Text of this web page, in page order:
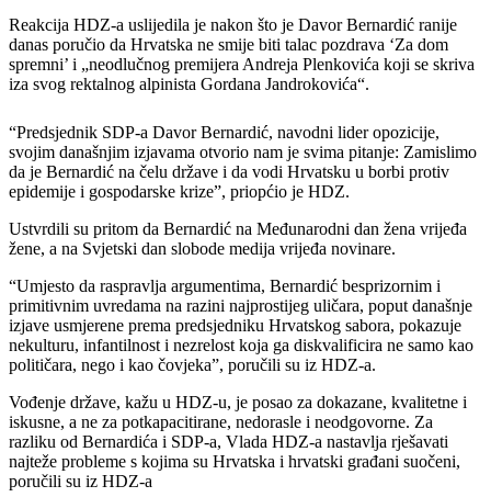
Reakcija HDZ-a uslijedila je nakon što je Davor Bernardić ranije
danas poručio da Hrvatska ne smije biti talac pozdrava ‘Za dom
spremni’ i „neodlučnog premijera Andreja Plenkovića koji se skriva
iza svog rektalnog alpinista Gordana Jandrokovića“.
“Predsjednik SDP-a Davor Bernardić, navodni lider opozicije,
svojim današnjim izjavama otvorio nam je svima pitanje: Zamislimo
da je Bernardić na čelu države i da vodi Hrvatsku u borbi protiv
epidemije i gospodarske krize”, priopćio je HDZ.
Ustvrdili su pritom da Bernardić na Međunarodni dan žena vrijeđa
žene, a na Svjetski dan slobode medija vrijeđa novinare.
“Umjesto da raspravlja argumentima, Bernardić besprizornim i
primitivnim uvredama na razini najprostijeg uličara, poput današnje
izjave usmjerene prema predsjedniku Hrvatskog sabora, pokazuje
nekulturu, infantilnost i nezrelost koja ga diskvalificira ne samo kao
političara, nego i kao čovjeka”, poručili su iz HDZ-a.
Vođenje države, kažu u HDZ-u, je posao za dokazane, kvalitetne i
iskusne, a ne za potkapacitirane, nedorasle i neodgovorne. Za
razliku od Bernardića i SDP-a, Vlada HDZ-a nastavlja rješavati
najteže probleme s kojima su Hrvatska i hrvatski građani suočeni,
poručili su iz HDZ-a